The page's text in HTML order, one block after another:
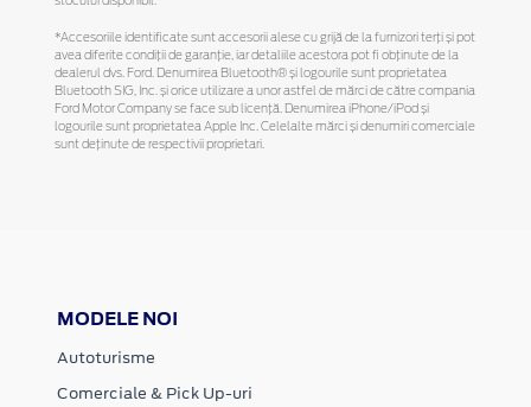
*Accesoriile identificate sunt accesorii alese cu grijă de la furnizori terți și pot
avea diferite condiții de garanție, iar detaliile acestora pot fi obținute de la
dealerul dvs. Ford. Denumirea Bluetooth® și logourile sunt proprietatea
Bluetooth SIG, Inc. și orice utilizare a unor astfel de mărci de către compania
Ford Motor Company se face sub licență. Denumirea iPhone/iPod și
logourile sunt proprietatea Apple Inc. Celelalte mărci și denumiri comerciale
sunt deținute de respectivii proprietari.
MODELE NOI
Autoturisme
Comerciale & Pick Up-uri